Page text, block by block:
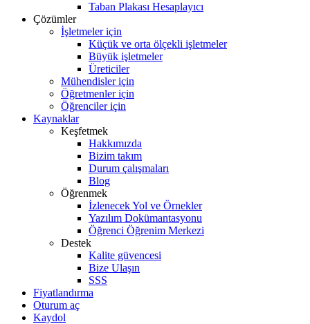
Taban Plakası Hesaplayıcı
Çözümler
İşletmeler için
Küçük ve orta ölçekli işletmeler
Büyük işletmeler
Üreticiler
Mühendisler için
Öğretmenler için
Öğrenciler için
Kaynaklar
Keşfetmek
Hakkımızda
Bizim takım
Durum çalışmaları
Blog
Öğrenmek
İzlenecek Yol ve Örnekler
Yazılım Dokümantasyonu
Öğrenci Öğrenim Merkezi
Destek
Kalite güvencesi
Bize Ulaşın
SSS
Fiyatlandırma
Oturum aç
Kaydol